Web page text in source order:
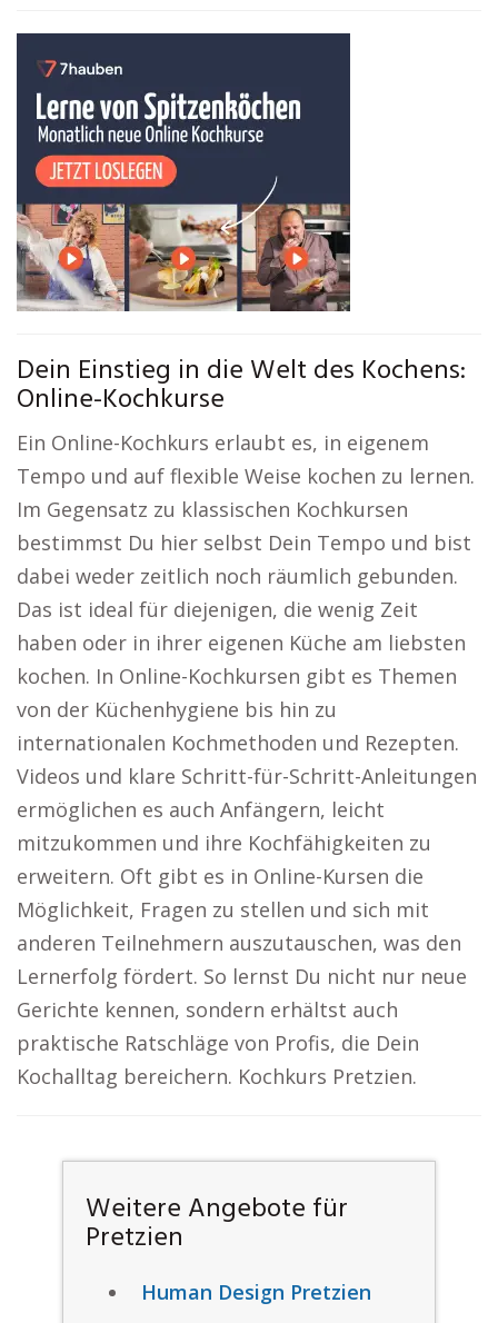
Dein Einstieg in die Welt des Kochens:
Online-Kochkurse
Ein Online-Kochkurs erlaubt es, in eigenem
Tempo und auf flexible Weise kochen zu lernen.
Im Gegensatz zu klassischen Kochkursen
bestimmst Du hier selbst Dein Tempo und bist
dabei weder zeitlich noch räumlich gebunden.
Das ist ideal für diejenigen, die wenig Zeit
haben oder in ihrer eigenen Küche am liebsten
kochen. In Online-Kochkursen gibt es Themen
von der Küchenhygiene bis hin zu
internationalen Kochmethoden und Rezepten.
Videos und klare Schritt-für-Schritt-Anleitungen
ermöglichen es auch Anfängern, leicht
mitzukommen und ihre Kochfähigkeiten zu
erweitern. Oft gibt es in Online-Kursen die
Möglichkeit, Fragen zu stellen und sich mit
anderen Teilnehmern auszutauschen, was den
Lernerfolg fördert. So lernst Du nicht nur neue
Gerichte kennen, sondern erhältst auch
praktische Ratschläge von Profis, die Dein
Kochalltag bereichern. Kochkurs Pretzien.
Weitere Angebote für
Pretzien
Human Design Pretzien